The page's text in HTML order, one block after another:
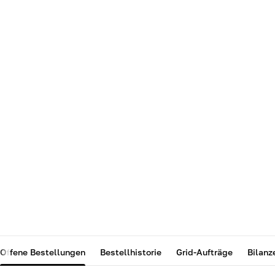
Offene Bestellungen Bestellhistorie Grid-Aufträge